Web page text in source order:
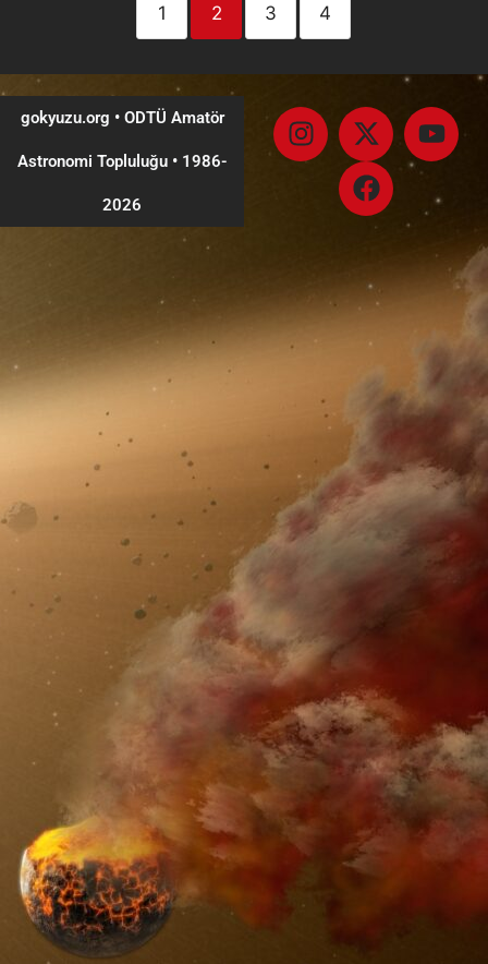
1 2 3 4
gokyuzu.org • ODTÜ Amatör
Astronomi Topluluğu •1986-
2026